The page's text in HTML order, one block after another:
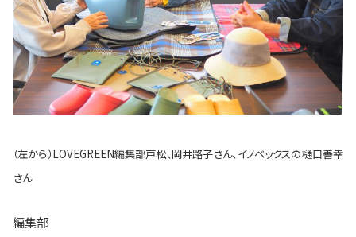
（左から）LOVEGREEN編集部戸松、岡井路子さん、イノベックスの樋口善幸
さん
編集部